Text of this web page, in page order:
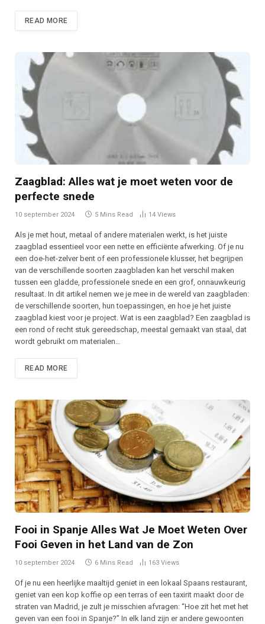
READ MORE
Zaagblad: Alles wat je moet weten voor de
perfecte snede
10 september 2024 5 Mins Read 14 Views
Als je met hout, metaal of andere materialen werkt, is het juiste
zaagblad essentieel voor een nette en efficiënte afwerking. Of je nu
een doe-het-zelver bent of een professionele klusser, het begrijpen
van de verschillende soorten zaagbladen kan het verschil maken
tussen een gladde, professionele snede en een grof, onnauwkeurig
resultaat. In dit artikel nemen we je mee in de wereld van zaagbladen:
de verschillende soorten, hun toepassingen, en hoe je het juiste
zaagblad kiest voor je project. Wat is een zaagblad? Een zaagblad is
een rond of recht stuk gereedschap, meestal gemaakt van staal, dat
wordt gebruikt om materialen…
READ MORE
Fooi in Spanje Alles Wat Je Moet Weten Over
Fooi Geven in het Land van de Zon
10 september 2024 6 Mins Read 163 Views
Of je nu een heerlijke maaltijd geniet in een lokaal Spaans restaurant,
geniet van een kop koffie op een terras of een taxirit maakt door de
straten van Madrid, je zult je misschien afvragen: “Hoe zit het met het
geven van een fooi in Spanje?” In elk land zijn er andere gewoonten